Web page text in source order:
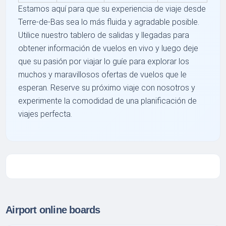
Estamos aquí para que su experiencia de viaje desde
Terre-de-Bas sea lo más fluida y agradable posible.
Utilice nuestro tablero de salidas y llegadas para
obtener información de vuelos en vivo y luego deje
que su pasión por viajar lo guíe para explorar los
muchos y maravillosos ofertas de vuelos que le
esperan. Reserve su próximo viaje con nosotros y
experimente la comodidad de una planificación de
viajes perfecta.
Airport online boards